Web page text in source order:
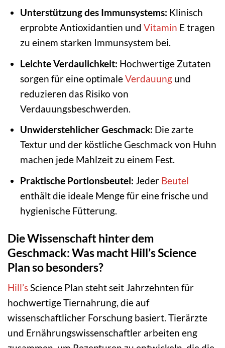
Unterstützung des Immunsystems: Klinisch
erprobte Antioxidantien und Vitamin E tragen
zu einem starken Immunsystem bei.
Leichte Verdaulichkeit: Hochwertige Zutaten
sorgen für eine optimaleVerdauungund
reduzieren das Risiko von
Verdauungsbeschwerden.
Unwiderstehlicher Geschmack: Die zarte
Textur und der köstliche Geschmack von Huhn
machen jede Mahlzeit zu einem Fest.
Praktische Portionsbeutel: Jeder Beutel
enthält die ideale Menge für eine frische und
hygienische Fütterung.
Die Wissenschaft hinter dem
Geschmack: Was macht Hill’s Science
Plan so besonders?
Hill’sScience Plan steht seit Jahrzehnten für
hochwertige Tiernahrung, die auf
wissenschaftlicher Forschung basiert. Tierärzte
und Ernährungswissenschaftler arbeiten eng